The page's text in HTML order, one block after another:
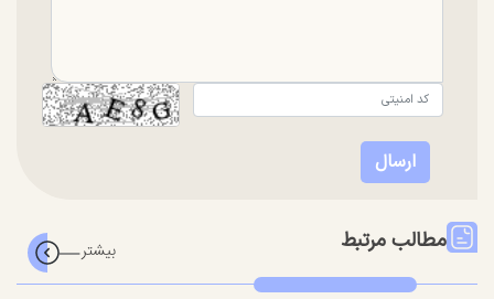
مطالب مرتبط